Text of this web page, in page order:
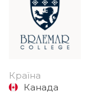
Країна
Канада